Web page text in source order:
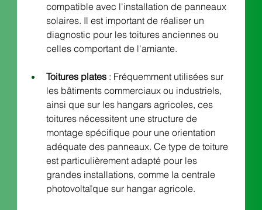
compatible avec l'installation de panneaux
solaires. Il est important de réaliser un
diagnostic pour les toitures anciennes ou
celles comportant de l'amiante.
Toitures plates : Fréquemment utilisées sur
les bâtiments commerciaux ou industriels,
ainsi que sur les hangars agricoles, ces
toitures nécessitent une structure de
montage spécifique pour une orientation
adéquate des panneaux. Ce type de toiture
est particulièrement adapté pour les
grandes installations, comme la centrale
photovoltaïque sur hangar agricole.